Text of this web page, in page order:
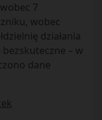
7
wobec
działania
bezskuteczne – w
dane